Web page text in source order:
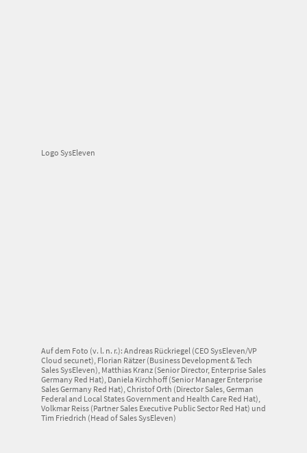
Logo SysEleven
Auf dem Foto (v. l. n. r.): Andreas Rückriegel (CEO SysEleven/VP
Cloud secunet), Florian Rätzer (Business Development & Tech
Sales SysEleven), Matthias Kranz (Senior Director, Enterprise Sales
Germany Red Hat), Daniela Kirchhoff (Senior Manager Enterprise
Sales Germany Red Hat), Christof Orth (Director Sales, German
Federal and Local States Government and Health Care Red Hat),
Volkmar Reiss (Partner Sales Executive Public Sector Red Hat) und
Tim Friedrich (Head of Sales SysEleven)